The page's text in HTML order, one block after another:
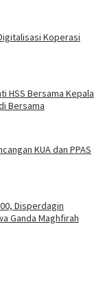
Koperasi
HSS Bersama Kepala
Bersama
KUA dan PPAS
Disperdagin
Ganda Maghfirah